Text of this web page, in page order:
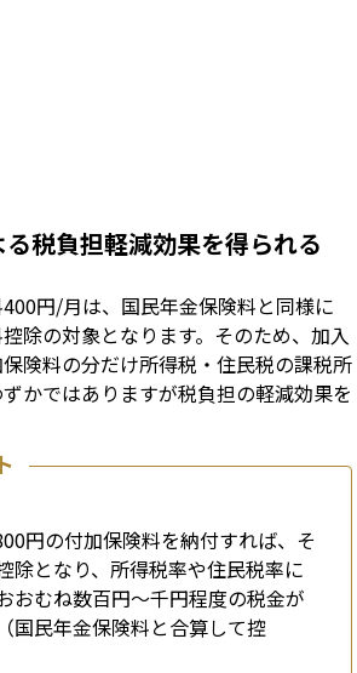
税負担軽減効果を得られる
円/月は、国民年金保険料と同様に
除の対象となります。そのため、加入
険料の分だけ所得税・住民税の課税所
かではありますが税負担の軽減効果を
円の付加保険料を納付すれば、そ
除となり、所得税率や住民税率に
おむね数百円〜千円程度の税金が
国民年金保険料と合算して控